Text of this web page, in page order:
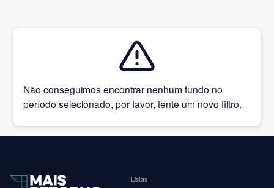
Não conseguimos encontrar nenhum fundo no
período selecionado, por favor, tente um novo filtro.
Listas